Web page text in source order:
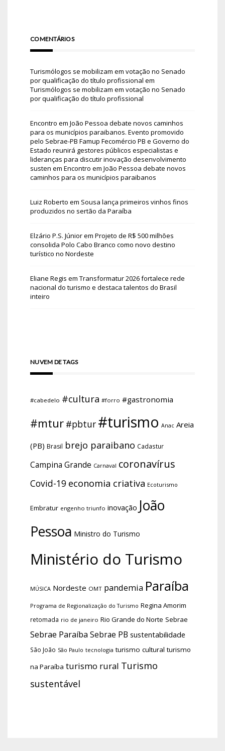
COMENTÁRIOS
Turismólogos se mobilizam em votação no Senado
por qualificação do título profissional em
Turismólogos se mobilizam em votação no Senado
por qualificação do título profissional
Encontro em João Pessoa debate novos caminhos
para os municípios paraibanos. Evento promovido
pelo Sebrae-PB Famup Fecomércio PB e Governo do
Estado reunirá gestores públicos especialistas e
lideranças para discutir inovação desenvolvimento
susten em Encontro em João Pessoa debate novos
caminhos para os municípios paraibanos
Luiz Roberto em Sousa lança primeiros vinhos finos
produzidos no sertão da Paraíba
Elzário P.S. Júniorem Projeto de R$ 500 milhões
consolida Polo Cabo Branco como novo destino
turístico no Nordeste
Eliane Regis em Transformatur 2026 fortalece rede
nacional do turismo e destaca talentos do Brasil
inteiro
NUVEM DE TAGS
#cabedelo #cultura #forro #gastronomia
#mtur #pbtur #turismo Anac Areia
(PB) Brasil brejo paraibano Cadastur
Campina Grande Carnaval coronavírus
Covid-19 economia criativa Ecoturismo
Embratur engenho triunfo inovação João
Pessoa Ministro do Turismo
Ministério do Turismo
MÚSICA Nordeste OMT pandemia Paraíba
Programa de Regionalização do Turismo Regina Amorim
retomada rio de janeiro Rio Grande do Norte Sebrae
Sebrae Paraíba Sebrae PB sustentabilidade
São João São Paulo tecnologia turismo cultural turismo
na Paraíba turismo rural Turismo
sustentável